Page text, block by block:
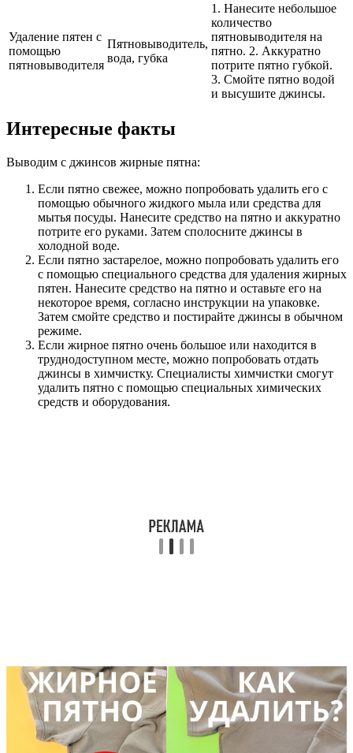
Удаление пятен с
помощью
пятновыводителя
Пятновыводитель,
вода, губка
1. Нанесите небольшое
количество
пятновыводителя на
пятно. 2. Аккуратно
потрите пятно губкой.
3. Смойте пятно водой
и высушите джинсы.
Интересные факты
Выводим с джинсов жирные пятна:
Если пятно свежее, можно попробовать удалить его с
помощью обычного жидкого мыла или средства для
мытья посуды. Нанесите средство на пятно и аккуратно
потрите его руками. Затем сполосните джинсы в
холодной воде.
Если пятно застарелое, можно попробовать удалить его
с помощью специального средства для удаления жирных
пятен. Нанесите средство на пятно и оставьте его на
некоторое время, согласно инструкции на упаковке.
Затем смойте средство и постирайте джинсы в обычном
режиме.
Если жирное пятно очень большое или находится в
труднодоступном месте, можно попробовать отдать
джинсы в химчистку. Специалисты химчистки смогут
удалить пятно с помощью специальных химических
средств и оборудования.